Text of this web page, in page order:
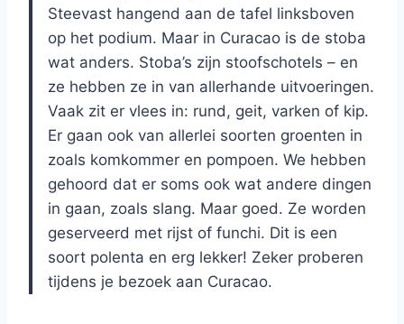
Steevast hangend aan de tafel linksboven
op het podium. Maar in Curacao is de stoba
wat anders. Stoba’s zijn stoofschotels – en
ze hebben ze in van allerhande uitvoeringen.
Vaak zit er vlees in: rund, geit, varken of kip.
Er gaan ook van allerlei soorten groenten in
zoals komkommer en pompoen. We hebben
gehoord dat er soms ook wat andere dingen
in gaan, zoals slang. Maar goed. Ze worden
geserveerd met rijst of funchi. Dit is een
soort polenta en erg lekker! Zeker proberen
tijdens je bezoek aan Curacao.